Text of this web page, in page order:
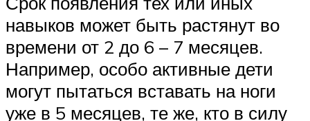
навыков может быть растянут во
времени от 2 до 6 – 7 месяцев.
Например, особо активные дети
могут пытаться вставать на ноги
уже в 5 месяцев, те же, кто в силу